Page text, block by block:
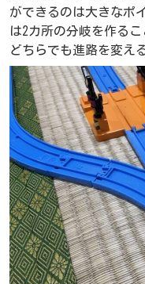
ができるのは大きなポ
は2カ所の分岐を作る
どちらでも進路を変え